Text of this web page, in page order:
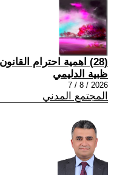
(28) اهمية احترام القانون في الحياة اليومية
ظبية الدليمي
2026 / 8 / 7
المجتمع المدني